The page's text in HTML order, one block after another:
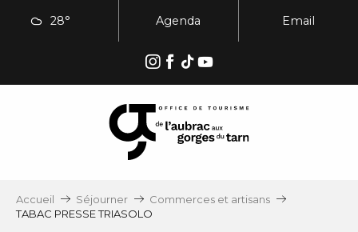
28° Agenda Email
Accueil Séjourner
Commerces et artisans
TABAC PRESSE TRIASOLO